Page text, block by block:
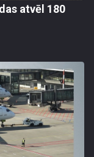
atvēl 180